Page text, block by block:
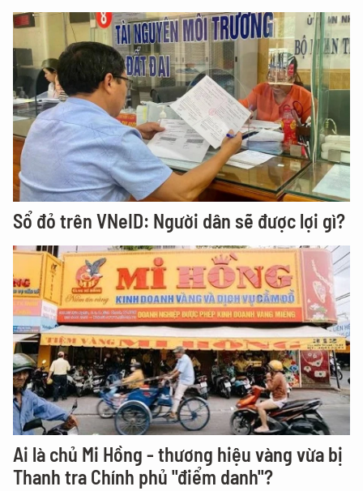
Sổ đỏ trên VNeID: Người dân sẽ được lợi gì?
Ai là chủ Mi Hồng - thương hiệu vàng vừa bị
Thanh tra Chính phủ "điểm danh"?